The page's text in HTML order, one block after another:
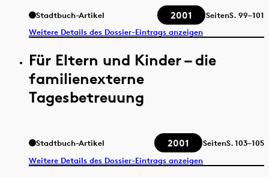
Stadtbuch-Artikel 2001 SeitenS. 99–101
Weitere Details des Dossier-Eintrags anzeigen
Für Eltern und Kinder – die
familienexterne
Tagesbetreuung
Stadtbuch-Artikel 2001 SeitenS.103–105
Weitere Details des Dossier-Eintrags anzeigen